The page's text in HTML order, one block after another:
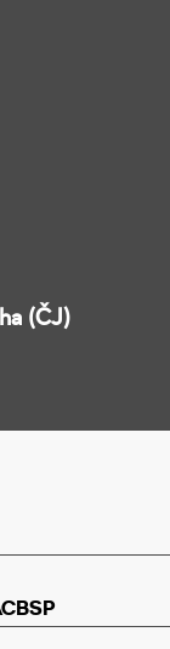
(ČJ)